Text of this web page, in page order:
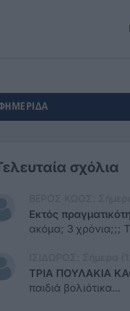
σχόλια
Εκτός
ακόμα; 3 χρόνια;;;
ΤΡΙΑ ΠΟΥΛΑΚΙΑ
παιδιά βολιότικα...